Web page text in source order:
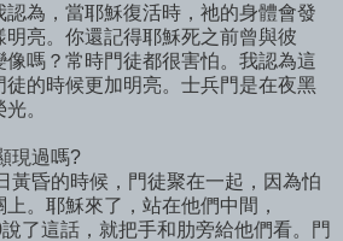
為，當耶穌復活時，祂的身體會發
亮。你還記得耶穌死之前曾與彼
嗎？常時門徒都很害怕。我認為這
徒的時候更加明亮。士兵門是在夜黑
。
現過嗎?
黃昏的時候，門徒聚在一起，因為怕
。耶穌來了，站在他們中間，
了這話，就把手和肋旁給他們看。門